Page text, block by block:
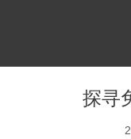
探寻